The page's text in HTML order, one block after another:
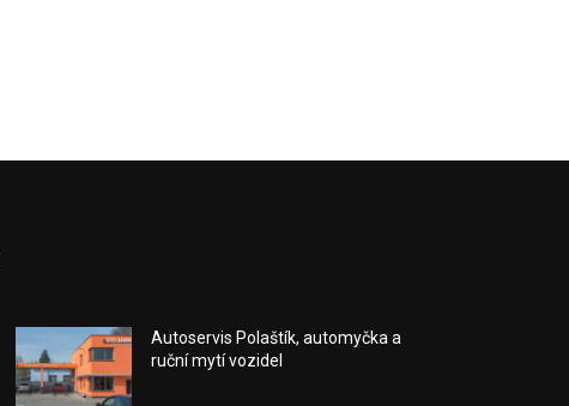
Autoservis Polaštík, automyčka a
ruční mytí vozidel